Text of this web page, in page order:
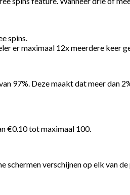
spins.
er maximaal 12x meerdere keer
97%. Deze maakt dat meer dan
€0.10 tot maximaal 100.
verschijnen op elk van